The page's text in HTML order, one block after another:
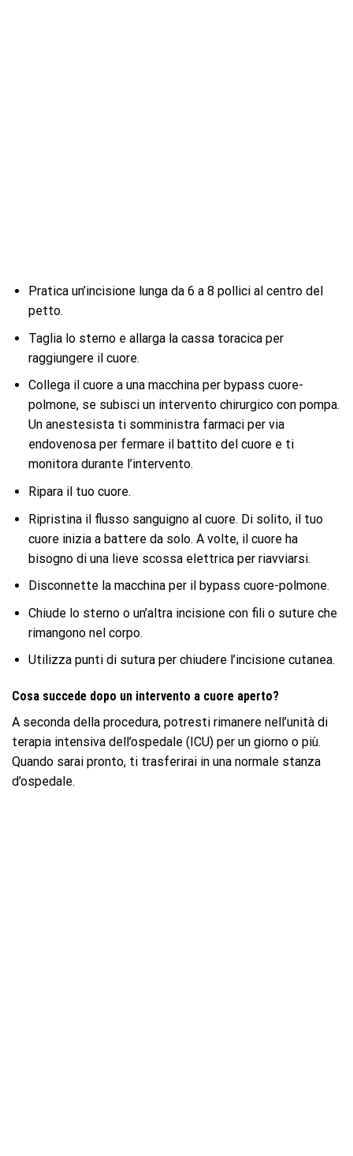
Pratica un’incisione lunga da 6 a 8 pollici al centro del
petto.
Taglia lo sterno e allarga la cassa toracica per
raggiungere il cuore.
Collega il cuore a una macchina per bypass cuore-
polmone, se subisci un intervento chirurgico con pompa.
Un anestesista ti somministra farmaci per via
endovenosa per fermare il battito del cuore e ti
monitora durante l’intervento.
Ripara il tuo cuore.
Ripristina il flusso sanguigno al cuore. Di solito, il tuo
cuore inizia a battere da solo. A volte, il cuore ha
bisogno di una lieve scossa elettrica per riavviarsi.
Disconnette la macchina per il bypass cuore-polmone.
Chiude lo sterno o un’altra incisione con fili o suture che
rimangono nel corpo.
Utilizza punti di sutura per chiudere l’incisione cutanea.
Cosa succede dopo un intervento a cuore aperto?
A seconda della procedura, potresti rimanere nell’unità di
terapia intensiva dell’ospedale (ICU) per un giorno o più.
Quando sarai pronto, ti trasferirai in una normale stanza
d’ospedale.